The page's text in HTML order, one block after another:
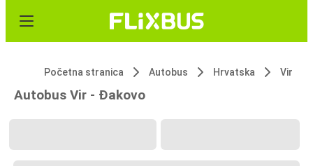
Početna stranica Autobus Hrvatska Vir
Autobus Vir - Đakovo